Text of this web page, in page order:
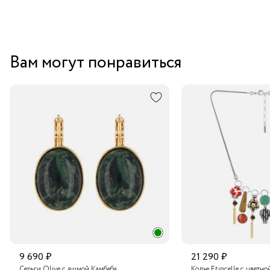
Вам могут понравиться
9 690 ₽ 21 290 ₽